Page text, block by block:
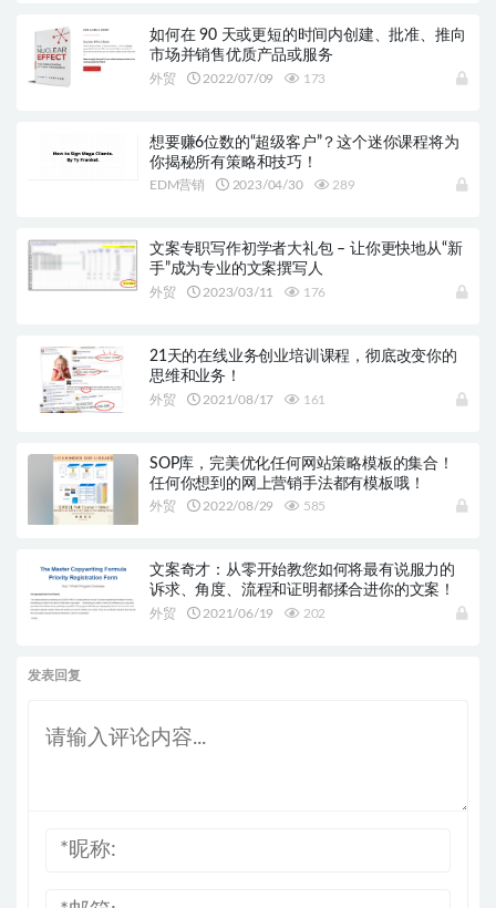
如何在 90 天或更短的时间内创建、批准、推向
市场并销售优质产品或服务
外贸 2022/07/09 173
想要赚6位数的“超级客户”？这个迷你课程将为
你揭秘所有策略和技巧！
EDM营销 2023/04/30 289
文案专职写作初学者大礼包 – 让你更快地从“新
手”成为专业的文案撰写人
外贸 2023/03/11 176
21天的在线业务创业培训课程，彻底改变你的
思维和业务！
外贸 2021/08/17 161
SOP库，完美优化任何网站策略模板的集合！
任何你想到的网上营销手法都有模板哦！
外贸 2022/08/29 585
文案奇才：从零开始教您如何将最有说服力的
诉求、角度、流程和证明都揉合进你的文案！
外贸 2021/06/19 202
发表回复